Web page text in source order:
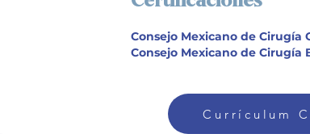
Consejo Mexicano de Cirugía
Consejo Mexicano de Cirugía
Currículum